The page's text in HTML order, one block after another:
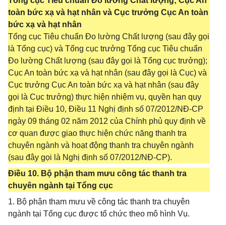
toàn bức xạ và hạt nhân và Cục trưởng Cục An toàn
bức xạ và hạt nhân
Tổng cục Tiêu chuẩn Đo lường Chất lượng (sau đây gọi
là Tổng cục) và Tổng cục trưởng Tổng cục Tiêu chuẩn
Đo lường Chất lượng (sau đây gọi là Tổng cục trưởng);
Cục An toàn bức xạ và hạt nhân (sau đây gọi là Cục) và
Cục trưởng Cục An toàn bức xạ và hạt nhân (sau đây
gọi là Cục trưởng) thực hiện nhiệm vụ, quyền hạn quy
định tại Điều 10, Điều 11 Nghị định số 07/2012/NĐ-CP
ngày 09 tháng 02 năm 2012 của Chính phủ quy định về
cơ quan được giao thực hiện chức năng thanh tra
chuyên ngành và hoạt động thanh tra chuyên ngành
(sau đây gọi là Nghị định số 07/2012/NĐ-CP).
Điều 10. Bộ phận tham mưu công tác thanh tra
chuyên ngành tại Tổng cục
1. Bộ phận tham mưu về công tác thanh tra chuyên
ngành tại Tổng cục được tổ chức theo mô hình Vụ.